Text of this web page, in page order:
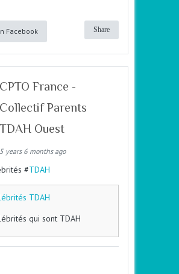
Facebook Share
CPTO France -
Collectif Parents
TDAH Ouest
5 years 6 months ago
#TDAH
TDAH
qui sont TDAH